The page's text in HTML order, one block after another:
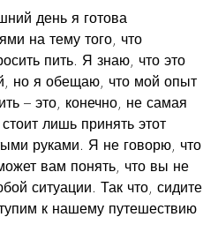
день я готова
на тему того, что
пить. Я знаю, что это
но я обещаю, что мой опыт
– это, конечно, не самая
лишь принять этот
руками. Я не говорю, что
вам понять, что вы не
ситуации. Так что, сидите
к нашему путешествию